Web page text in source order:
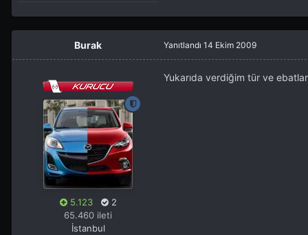
Burak
5.123
2
65.460 ileti
İstanbul
Yanıtlandı 14 Ekim 2009
Yukarıda verdiğim tür ve